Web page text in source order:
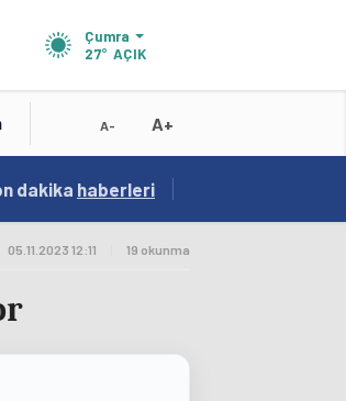
Çumra
27° AÇIK
A- A+
/ Konya'nın Zengin Mutfağı GastroFest'te
dakika haberleri
05.11.2023 12:11 19 okunma